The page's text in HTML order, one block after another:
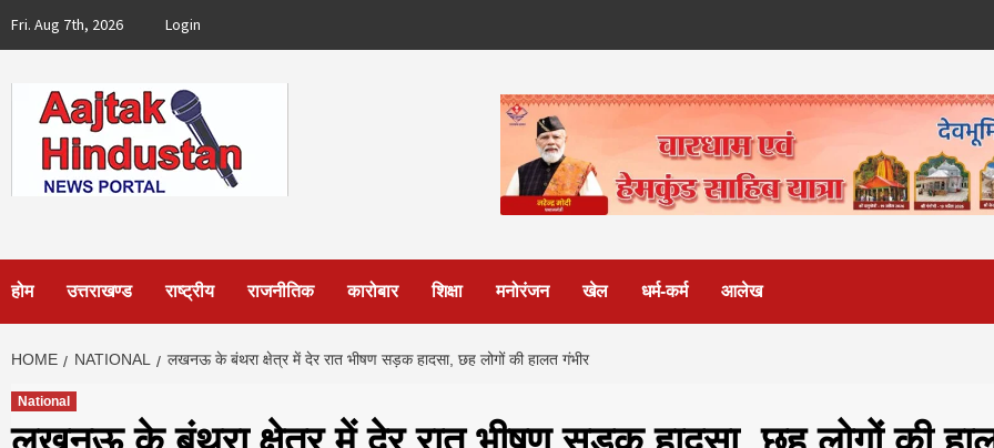
Fri. Aug 7th, 2026 Login
होम उत्तराखण्ड राष्ट्रीय राजनीतिक कारोबार शिक्षा मनोरंजन खेल धर्म-कर्म आलेख
HOME NATIONAL लखनऊ के बंथरा क्षेत्र में देर रात भीषण सड़क हादसा, छह लोगों की हालत गंभीर
National